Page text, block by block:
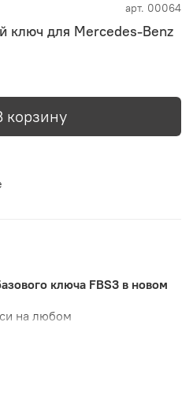
арт. 00064
ключ для Mercedes-Benz
корзину
ключа FBS3 в новом
на любом
утилитой BGA Key